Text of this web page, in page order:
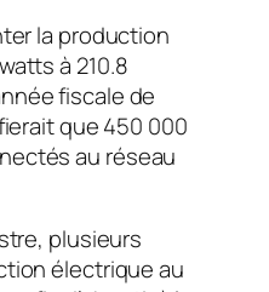
la production
à 210.8
fiscale de
que 450 000
au réseau
plusieurs
électrique au